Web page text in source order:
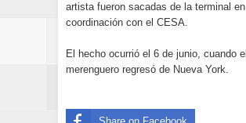
artista fueron sacadas de la terminal en
coordinación con el CESA.
El hecho ocurrió el 6 de junio, cuando el
merenguero regresó de Nueva York.